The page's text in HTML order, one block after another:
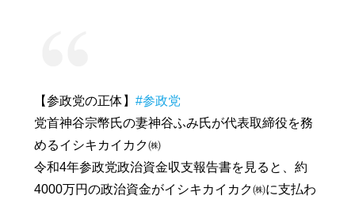
【参政党の正体】 #参政党
党首神谷宗幣氏の妻神谷ふみ氏が代表取締役を務
めるイシキカイカク㈱
令和4年参政党政治資金収支報告書を見ると、約
4000万円の政治資金がイシキカイカク㈱に支払わ